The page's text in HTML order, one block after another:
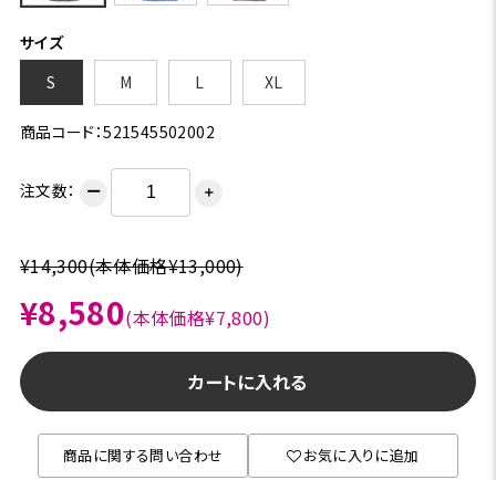
サイズ
S
M L XL
商品コード：521545502002
注文数： ー ＋
¥14,300(本体価格¥13,000)
¥8,580(本体価格¥7,800)
カートに入れる
商品に関する問い合わせ お気に入りに追加